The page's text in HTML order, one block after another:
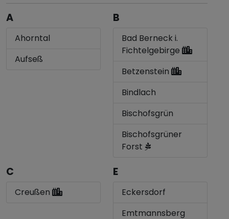
A
Ahorntal
Aufseß
B
Bad Berneck i.
Fichtelgebirge
Betzenstein
Bindlach
Bischofsgrün
Bischofsgrüner
Forst
C
Creußen
E
Eckersdorf
Emtmannsberg